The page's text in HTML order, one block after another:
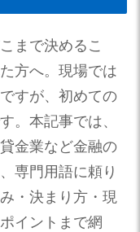
まで決めるこ
方へ。現場では
すが、初めての
。本記事では、
金業など金融の
専門用語に頼り
・決まり方・現
イントまで網